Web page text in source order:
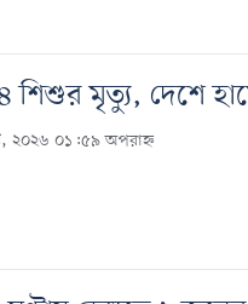
মৃত্যু, দেশে
২০২৬ ০১:৫৯ অপরাহ্ন